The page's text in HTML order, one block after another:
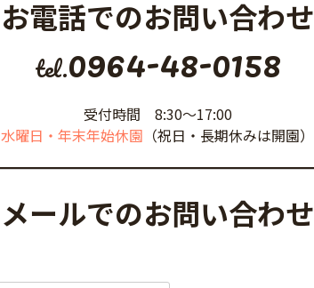
お電話でのお問い合わせ
tel.0964-48-0158
受付時間 8:30〜17:00
水曜日・年末年始休園 （祝日・長期休みは開園）
メールでのお問い合わせ